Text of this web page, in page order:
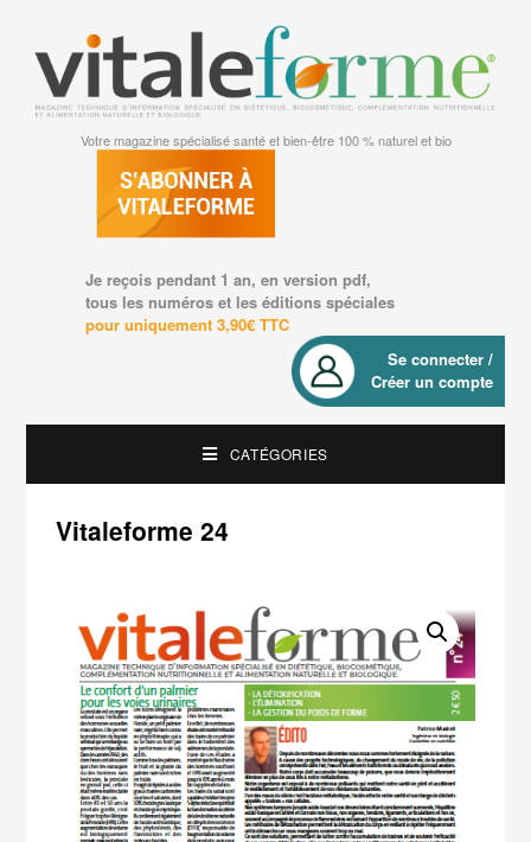
Votre magazine spécialisé santé et bien-être 100 % naturel et bio
Je reçois pendant 1 an, en version pdf,
tous les numéros et les éditions spéciales
pour uniquement 3,90€ TTC
Se connecter /
Créer un compte
CATÉGORIES
Vitaleforme 24